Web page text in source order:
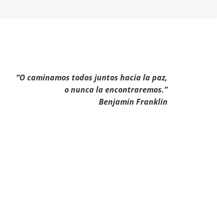
“O caminamos todos juntos hacia la paz,
o nunca la encontraremos.”
Benjamin Franklin